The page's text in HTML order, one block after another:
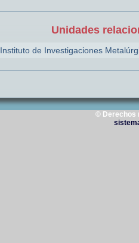
Unidades
Instituto de Investigaciones
© Derechos